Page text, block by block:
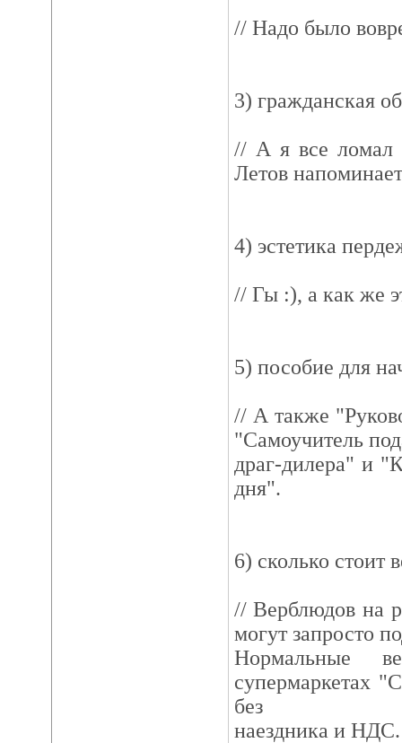
// Надо было
3) гражданская
// А я все ломал
Летов
4) эстетика
// Гы :), а как же
5) пособие для
// А также
"Самоучитель
драг-дилера" и
дня".
6) сколько стоит
// Верблюдов на
могут запросто
Нормальные
супермаркетах
без
наездника и НДС.